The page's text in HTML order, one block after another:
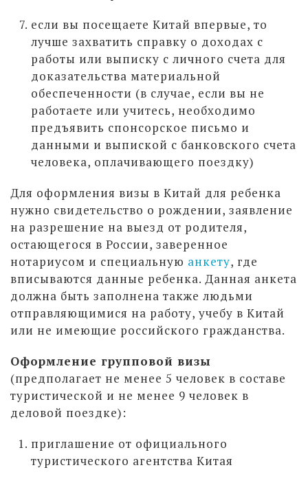
если вы посещаете Китай впервые, то
лучше захватить справку о доходах с
работы или выписку с личного счета для
доказательства материальной
обеспеченности (в случае, если вы не
работаете или учитесь, необходимо
предъявить спонсорское письмо и
данными и выпиской с банковского счета
человека, оплачивающего поездку)
Для оформления визы в Китай для ребенка
нужно свидетельство о рождении, заявление
на разрешение на выезд от родителя,
остающегося в России, заверенное
нотариусом и специальную анкету, где
вписываются данные ребенка. Данная анкета
должна быть заполнена также людьми
отправляющимися на работу, учебу в Китай
или не имеющие российского гражданства.
Оформление групповой визы
(предполагает не менее 5 человек в составе
туристической и не менее 9 человек в
деловой поездке):
приглашение от официального
туристического агентства Китая